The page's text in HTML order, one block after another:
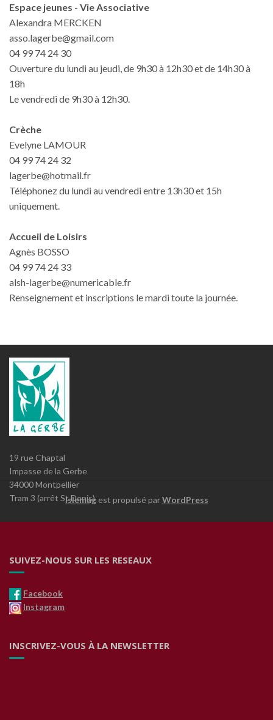
Espace jeunes - Vie Associative
Alexandra MERCKEN
asso.lagerbe@gmail.com
04 99 74 24 30
Ouverture du lundi au jeudi, de 9h30 à 12h30 et de 14h30 à
18h
Le vendredi de 9h30 à 12h30.
Crèche
Evelyne LAMOUR
04 99 74 24 32
lagerbe@hotmail.fr
Téléphonez du lundi au vendredi entre 13h30 et 15h
uniquement.
Accueil de Loisirs
Agnès BOSSO
04 99 74 24 33
alsh-lagerbe@numericable.fr
Renseignement et inscriptions le mardi toute la journée.
19 rue Chaptal
Impasse de la Gerbe
34000 Montpellier
Tram 3 (arrêt St Denis)
SUIVEZ-NOUS SUR LES RESEAUX
Facebook
Instagram
INSCRIVEZ-VOUS À LA NEWSLETTER
Islemagest propulsé parWordPress